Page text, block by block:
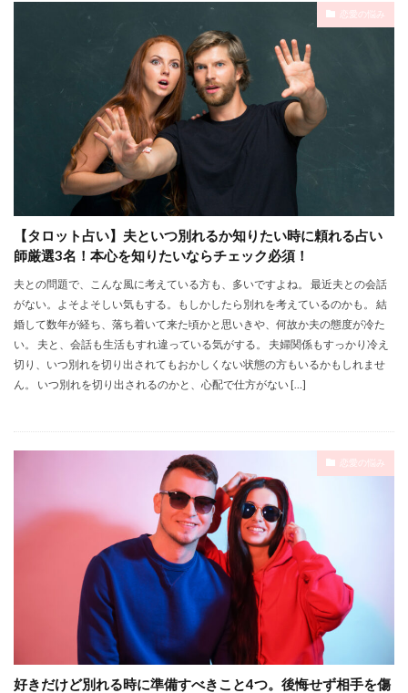
恋愛の悩み
【タロット占い】夫といつ別れるか知りたい時に頼れる占い
師厳選3名！本心を知りたいならチェック必須！
夫との問題で、こんな風に考えている方も、多いですよね。 最近夫との会話
がない。よそよそしい気もする。もしかしたら別れを考えているのかも。 結
婚して数年が経ち、落ち着いて来た頃かと思いきや、何故か夫の態度が冷た
い。 夫と、会話も生活もすれ違っている気がする。 夫婦関係もすっかり冷え
切り、いつ別れを切り出されてもおかしくない状態の方もいるかもしれませ
ん。 いつ別れを切り出されるのかと、心配で仕方がない […]
恋愛の悩み
好きだけど別れる時に準備すべきこと4つ。後悔せず相手を傷